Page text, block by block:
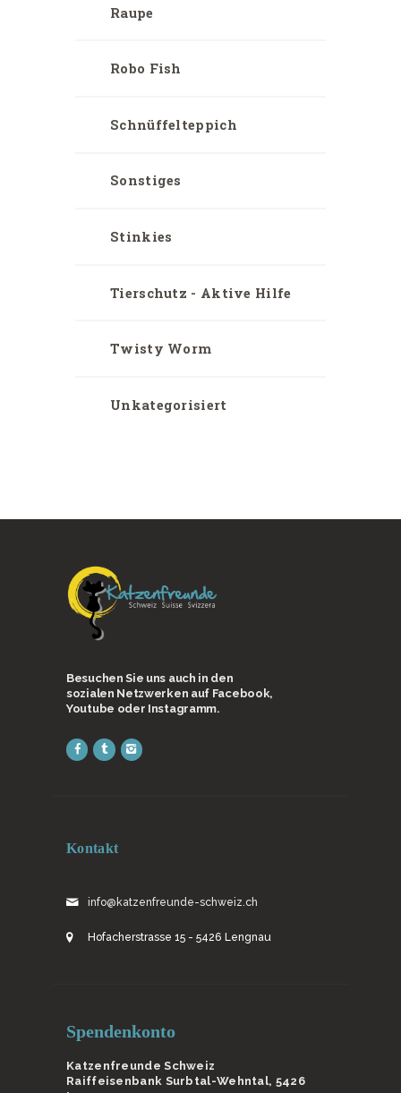
Raupe
Robo Fish
Schnüffelteppich
Sonstiges
Stinkies
Tierschutz - Aktive Hilfe
Twisty Worm
Unkategorisiert
Besuchen Sie uns auch in den
sozialen Netzwerken auf Facebook,
Youtube oder Instagramm.
Kontakt
info@katzenfreunde-schweiz.ch
Hofacherstrasse 15 - 5426 Lengnau
Spendenkonto
Katzenfreunde Schweiz
Raiffeisenbank Surbtal-Wehntal, 5426